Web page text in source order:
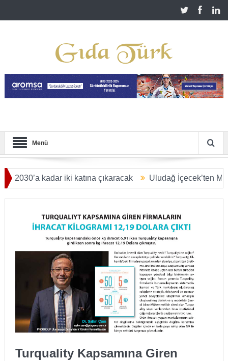
Menü
kadar iki katına çıkaracak Uludağ İçecek’ten
DOLARA ULAŞACAK
Turquality Kapsamına Giren